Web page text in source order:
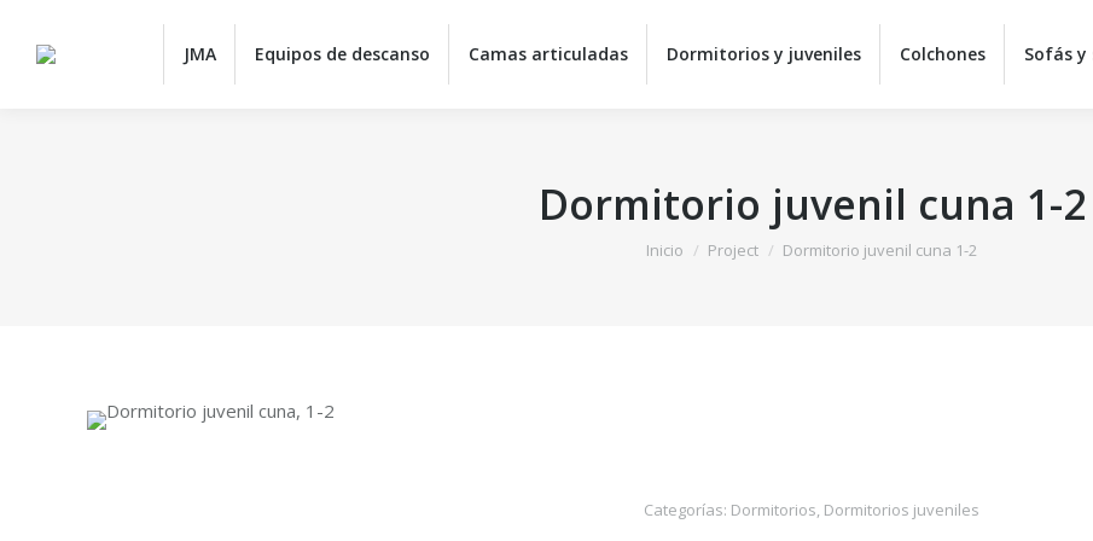
JMA Equipos de descanso Camas articuladas Dormitorios y juveniles Colchones Sofás y
Dormitorio juvenil cuna 1-2
Estás aquí:
Inicio Project Dormitorio juvenil cuna 1-2
Categorías: Dormitorios, Dormitorios juveniles